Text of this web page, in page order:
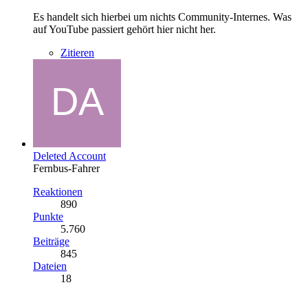
Es handelt sich hierbei um nichts Community-Internes. Was
auf YouTube passiert gehört hier nicht her.
Zitieren
Deleted Account
Fernbus-Fahrer
Reaktionen
890
Punkte
5.760
Beiträge
845
Dateien
18